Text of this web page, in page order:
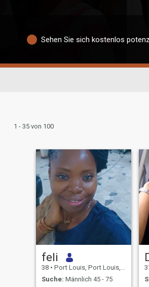
Sehen Sie sich kostenlos
1 - 35 von 100
feli
38 • Port Louis, Port Louis, Mauritius
Suche: Männlich 45 - 75